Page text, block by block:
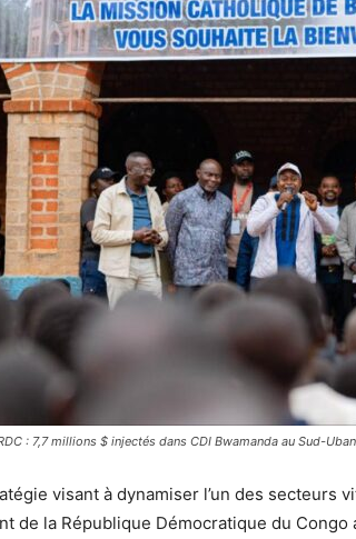
: 7,7 millions $ injectés dans CDI Bwamanda au Sud-
visant à dynamiser l’un des secteurs
de la République Démocratique du Congo